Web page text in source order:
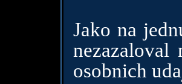
Jako na
nezazaloval
osobnich